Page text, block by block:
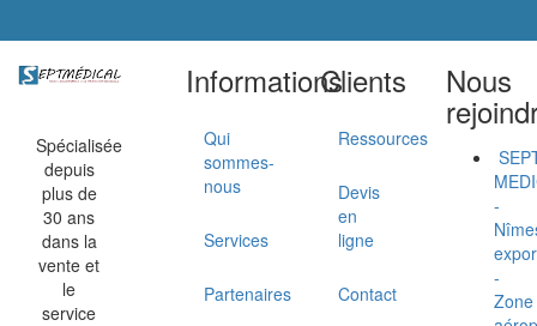
Spécialisée
depuis
plus de
30 ans
dans la
vente et
le
service
Informations
Qui
sommes-
nous
Services
Partenaires
Clients
Ressources
Devis
en
ligne
Contact
Nous
-
-
Zone